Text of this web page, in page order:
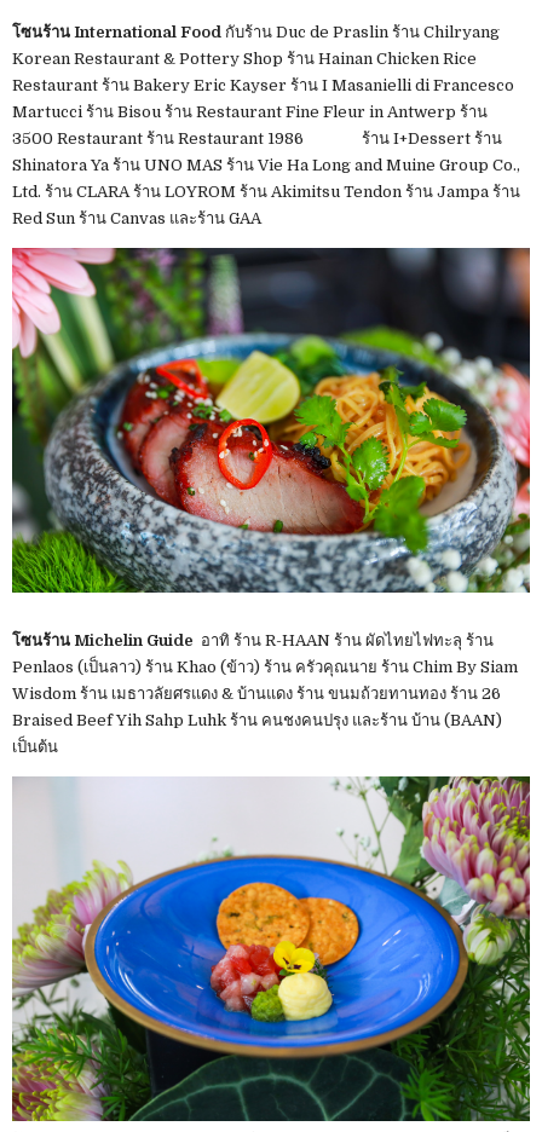
โซนร้าน International Food กับร้าน Duc de Praslin ร้าน Chilryang
Korean Restaurant & Pottery Shop ร้าน Hainan Chicken Rice
Restaurant ร้าน Bakery Eric Kayser ร้าน I Masanielli di Francesco
Martucci ร้าน Bisou ร้าน Restaurant Fine Fleur in Antwerp ร้าน
3500 Restaurant ร้าน Restaurant 1986 ร้าน I+Dessert ร้าน
Shinatora Ya ร้าน UNO MAS ร้าน Vie Ha Long and Muine Group Co.,
Ltd. ร้าน CLARA ร้าน LOYROM ร้าน Akimitsu Tendon ร้าน Jampa ร้าน
Red Sun ร้าน Canvas และร้าน GAA
โซนร้าน Michelin Guide อาทิ ร้าน R-HAAN ร้าน ผัดไทยไฟทะลุ ร้าน
Penlaos (เป็นลาว) ร้าน Khao (ข้าว) ร้าน ครัวคุณนาย ร้าน Chim By Siam
Wisdom ร้าน เมธาวลัยศรแดง & บ้านแดง ร้าน ขนมถ้วยทานทอง ร้าน 26
Braised Beef Yih Sahp Luhk ร้าน คนชงคนปรุง และร้าน บ้าน (BAAN)
เป็นต้น